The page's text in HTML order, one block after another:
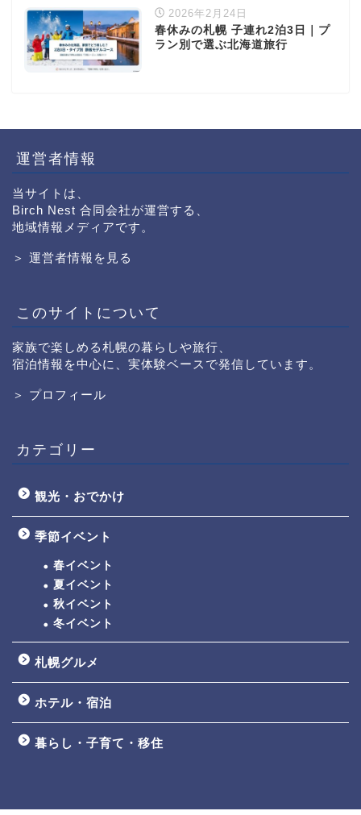
2026年2月24日
春休みの札幌 子連れ2泊3日｜プ
ラン別で選ぶ北海道旅行
運営者情報
当サイトは、
Birch Nest 合同会社が運営する、
地域情報メディアです。
＞ 運営者情報を見る
このサイトについて
家族で楽しめる札幌の暮らしや旅行、
宿泊情報を中心に、実体験ベースで発信しています。
＞ プロフィール
カテゴリー
観光・おでかけ
季節イベント
春イベント
夏イベント
秋イベント
冬イベント
札幌グルメ
ホテル・宿泊
暮らし・子育て・移住